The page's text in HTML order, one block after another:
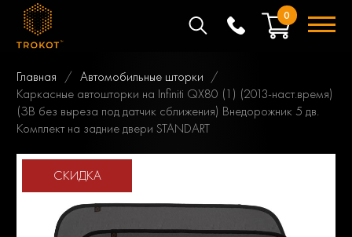
0
Главная
Автомобильные шторки
Каркасные автошторки на Infiniti QX80 (1) (2013-наст.время)
(ЗВ без выреза под датчик сближения) Внедорожник 5 дв.
Комплект на задние двери STANDART
СКИДКА